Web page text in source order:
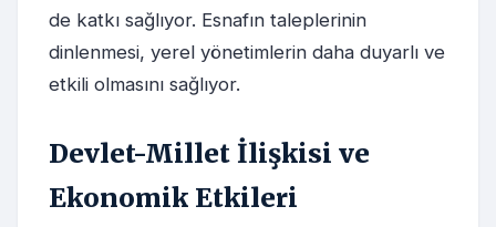
de katkı sağlıyor. Esnafın taleplerinin
dinlenmesi, yerel yönetimlerin daha duyarlı ve
etkili olmasını sağlıyor.
Devlet-Millet İlişkisi ve
Ekonomik Etkileri